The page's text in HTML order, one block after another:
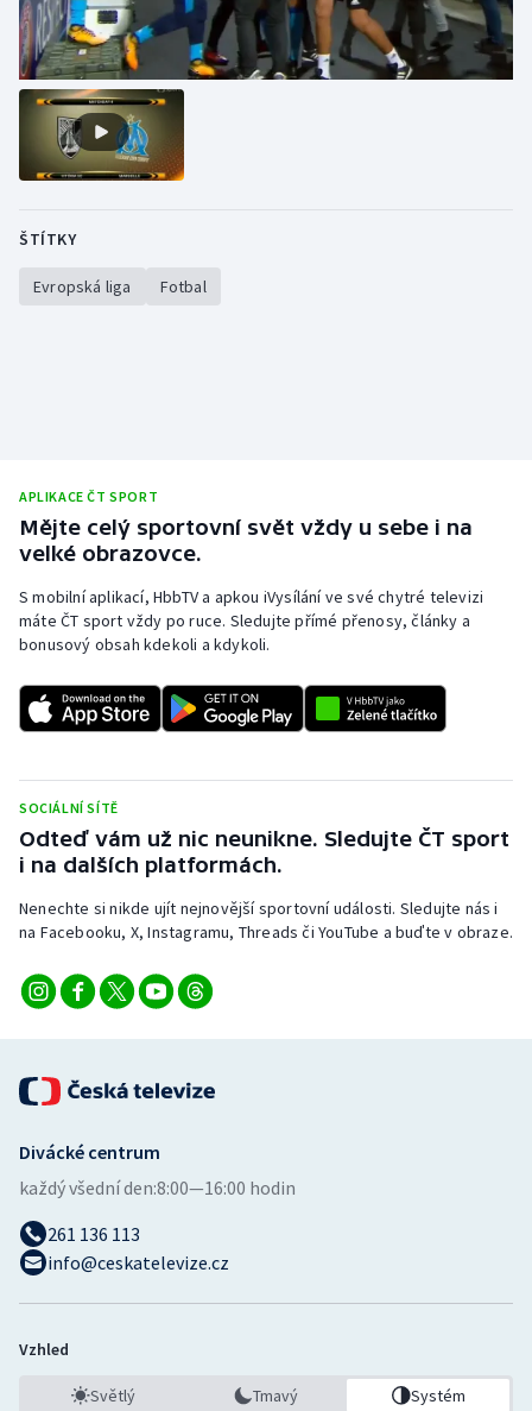
Plážový volejbal
Ragby
Rychlobruslení
Short track
Vodní slalom
Volejbal
Ostatní
ŠTÍTKY
Evropská liga Fotbal
APLIKACE ČT SPORT
Mějte celý sportovní svět vždy u sebe i na
velké obrazovce.
S mobilní aplikací, HbbTV a apkou iVysílání ve své chytré televizi
máte ČT sport vždy po ruce. Sledujte přímé přenosy, články a
bonusový obsah kdekoli a kdykoli.
SOCIÁLNÍ SÍTĚ
Odteď vám už nic neunikne. Sledujte ČT sport
i na dalších platformách.
Nenechte si nikde ujít nejnovější sportovní události. Sledujte nás i
na Facebooku, X, Instagramu, Threads či YouTube a buďte v obraze.
Divácké centrum
každý všední den:8:00—16:00 hodin
261 136 113
info@ceskatelevize.cz
Vzhled
Světlý Tmavý Systém